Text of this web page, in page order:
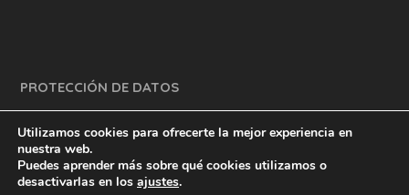
PROTECCIÓN DE DATOS
inventtatte es Marketing Online Sevilla
Utilizamos cookies para ofrecerte la mejor experiencia en
nuestra web.
Puedes aprender más sobre qué cookies utilizamos o
desactivarlas en los ajustes.
English